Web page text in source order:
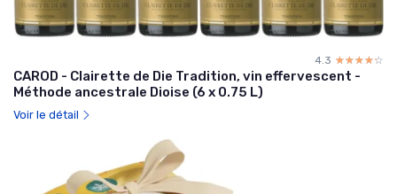
4.3 ☆☆☆☆☆
★★★★★
CAROD - Clairette de Die Tradition, vin effervescent -
Méthode ancestrale Dioise (6 x 0.75 L)
Voir le détail